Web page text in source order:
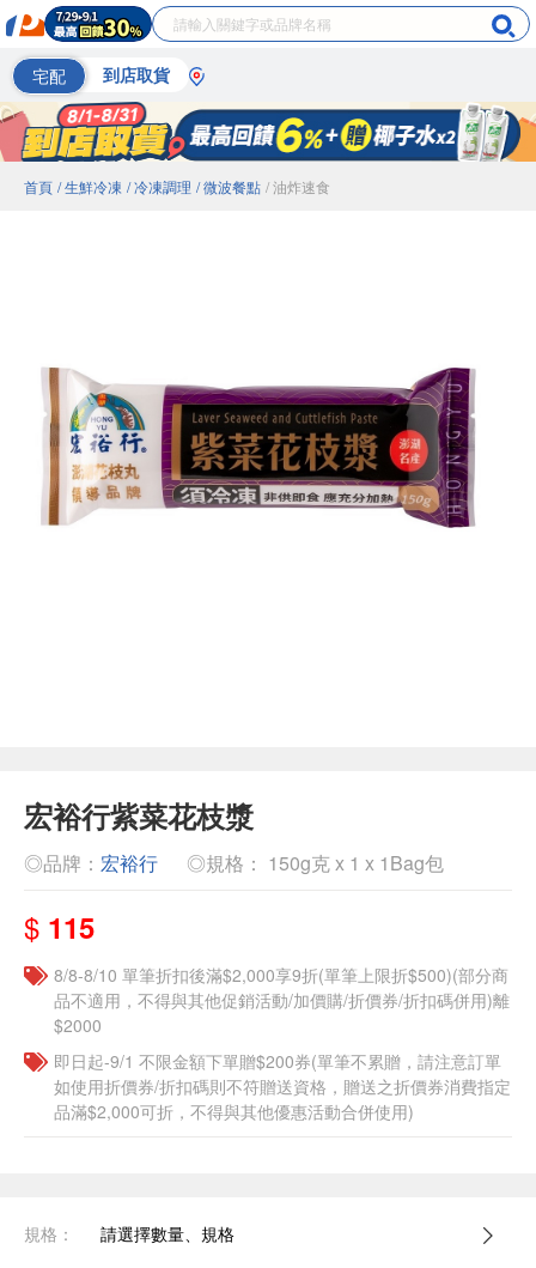
宅配 到店取貨
首頁 / 生鮮冷凍 / 冷凍調理 / 微波餐點 / 油炸速食
宏裕行紫菜花枝漿
◎品牌： 宏裕行 ◎規格： 150g克 x 1 x 1Bag包
$ 115
8/8-8/10 單筆折扣後滿$2,000享9折(單筆上限折$500)(部分商
品不適用，不得與其他促銷活動/加價購/折價券/折扣碼併用)離
$2000
即日起-9/1 不限金額下單贈$200券(單筆不累贈，請注意訂單
如使用折價券/折扣碼則不符贈送資格，贈送之折價券消費指定
品滿$2,000可折，不得與其他優惠活動合併使用)
規格： 請選擇數量、規格